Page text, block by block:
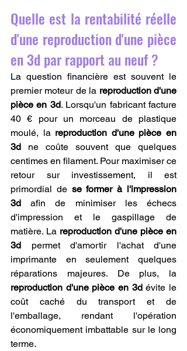
Quelle est la rentabilité réelle
d'une reproduction d'une pièce
en 3d par rapport au neuf ?
La question financière est souvent le
premier moteur de la reproduction d'une
pièce en 3d. Lorsqu'un fabricant facture
40 € pour un morceau de plastique
moulé, la reproduction d'une pièce en
3d ne coûte souvent que quelques
centimes en filament. Pour maximiser ce
retour sur investissement, il est
primordial de se former à l'impression
3d afin de minimiser les échecs
d'impression et le gaspillage de
matière. La reproduction d'une pièce en
3d permet d'amortir l'achat d'une
imprimante en seulement quelques
reproduction d'une pièce en 3d évite le
coût caché du transport et de
l'emballage, rendant l'opération
économiquement imbattable sur le long
terme.